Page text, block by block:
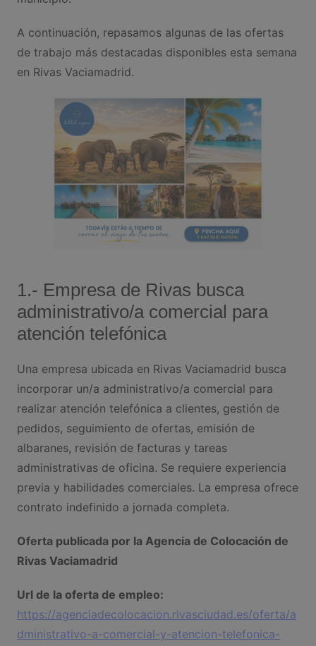
A continuación, repasamos algunas de las ofertas
de trabajo más destacadas disponibles esta semana
en Rivas Vaciamadrid.
1.- Empresa de Rivas busca
administrativo/a comercial para
atención telefónica
Una empresa ubicada en Rivas Vaciamadrid busca
incorporar un/a administrativo/a comercial para
realizar atención telefónica a clientes, gestión de
pedidos, seguimiento de ofertas, emisión de
albaranes, revisión de facturas y tareas
administrativas de oficina. Se requiere experiencia
previa y habilidades comerciales. La empresa ofrece
contrato indefinido a jornada completa.
Oferta publicada por la Agencia de Colocación de
Rivas Vaciamadrid
Url de la oferta de empleo:
https://agenciadecolocacion.rivasciudad.es/oferta/a
dministrativo-a-comercial-y-atencion-telefonica-